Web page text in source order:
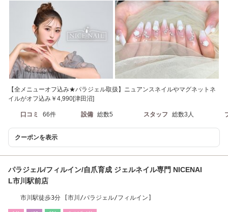
【全メニューオフ込み★パラジェル取扱】ニュアンスネイルやマグネットネ
イルがオフ込み￥4,990[津田沼]
口コミ 66件 設備 総数5 スタッフ 総数3人
クーポンを表示
パラジェル/フィルイン/自爪育成 ジェルネイル専門 NICENAI
L市川駅前店
市川駅徒歩3分 [市川/パラジェル/フィルイン]